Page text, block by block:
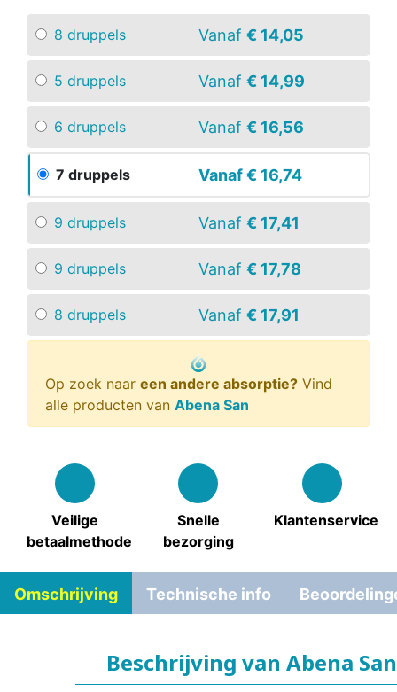
8 druppels Vanaf € 14,05
5 druppels Vanaf € 14,99
6 druppels Vanaf € 16,56
7 druppels Vanaf€ 16,74
9 druppels Vanaf € 17,41
9 druppels Vanaf € 17,78
8 druppels Vanaf € 17,91
Op zoek naar een andere absorptie? Vind
alle producten van Abena San
Veilige
betaalmethode
Snelle
bezorging
Klantenservice
Omschrijving Technische info
Beschrijving van Abena